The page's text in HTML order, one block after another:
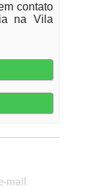
contato
na Vila